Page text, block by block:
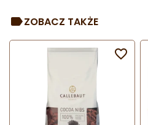
ZOBACZ TAKŻE
